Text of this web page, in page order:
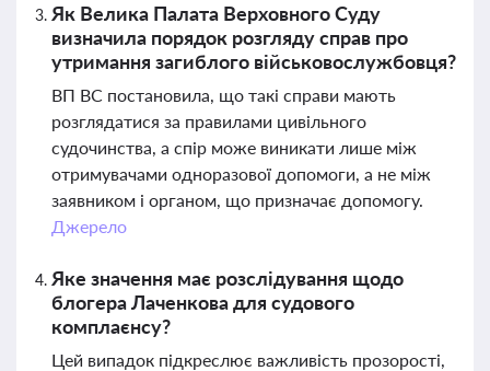
Як Велика Палата Верховного Суду
визначила порядок розгляду справ про
утримання загиблого військовослужбовця?
ВП ВС постановила, що такі справи мають
розглядатися за правилами цивільного
судочинства, а спір може виникати лише між
отримувачами одноразової допомоги, а не між
заявником і органом, що призначає допомогу.
Джерело
Яке значення має розслідування щодо
блогера Лаченкова для судового
комплаєнсу?
Цей випадок підкреслює важливість прозорості,